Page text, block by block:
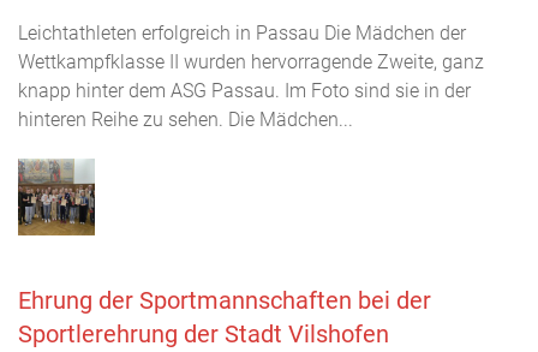
Leichtathleten erfolgreich in Passau Die Mädchen der
Wettkampfklasse II wurden hervorragende Zweite, ganz
knapp hinter dem ASG Passau. Im Foto sind sie in der
hinteren Reihe zu sehen. Die Mädchen...
Ehrung der Sportmannschaften bei der
Sportlerehrung der Stadt Vilshofen